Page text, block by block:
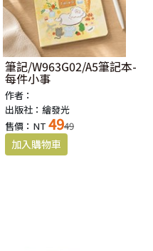
筆記/W963G02/A5筆記本-
每件小事
作者：
出版社：繪發光
售價：NT 4949